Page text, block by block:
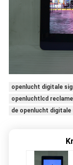
openlucht digitale
openluchtlcd
de openlucht digitale